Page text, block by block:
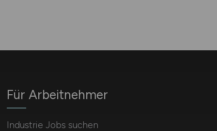
Für Arbeitnehmer
Industrie Jobs suchen